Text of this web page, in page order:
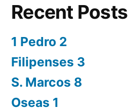
Recent Posts
1 Pedro 2
Filipenses 3
S. Marcos 8
Oseas 1